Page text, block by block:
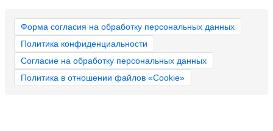
Форма согласия на обработку персональных данных
Политика конфиденциальности
Согласие на обработку персональных данных
Политика в отношении файлов «Cookie»